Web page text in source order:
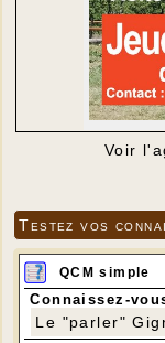
Voir
Testez vos
QCM simple
Connaissez-
Le "parler"